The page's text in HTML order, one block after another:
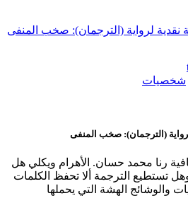
شخصيات
(الترجمان): صخب المنفى
رنا محمد حسان. الأهرام ويكلي هل
تستطيع الترجمة ألا تحفظ الكلمات
والوشائج الهشة التي يحملها